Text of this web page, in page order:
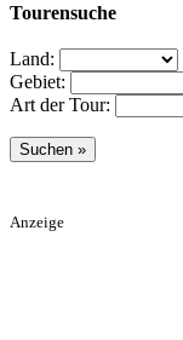
Tourensuche
Land:
Gebiet:
Art der Tour:
Anzeige